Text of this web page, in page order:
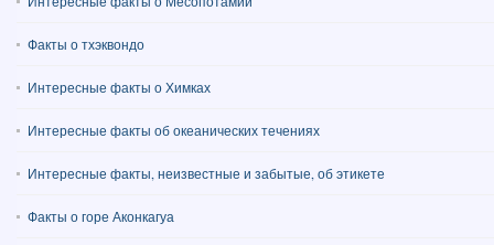
Факты о тхэквондо
Интересные факты о Химках
Интересные факты об океанических течениях
Интересные факты, неизвестные и забытые, об этикете
Факты о горе Аконкагуа